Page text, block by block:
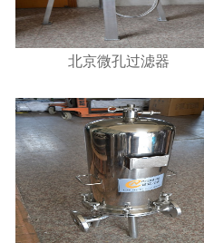
北京微孔过滤器